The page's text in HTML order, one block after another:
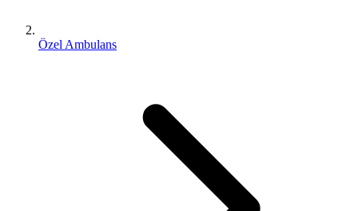
Özel Ambulans